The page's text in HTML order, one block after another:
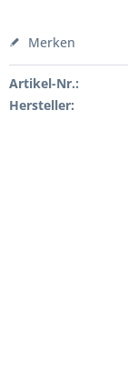
Merken
Artikel-Nr.:
Hersteller: